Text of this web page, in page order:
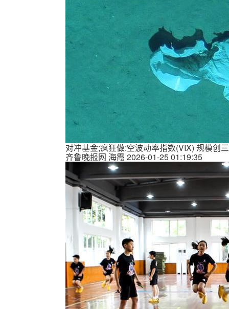
对冲基金;疯狂做:空波动率指数(VIX) 规模创
齐鲁晚报网 海霞 2026-01-25 01:19:35